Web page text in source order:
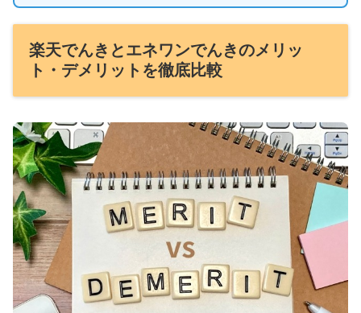
楽天でんきとエネワンでんきのメリッ
ト・デメリットを徹底比較